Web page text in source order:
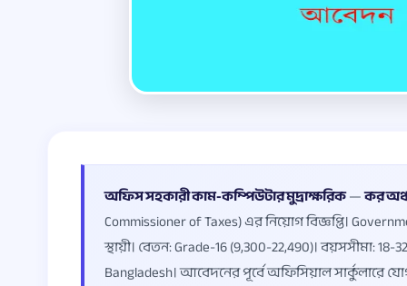
অফিস সহকারী কাম-কম্পিউটার মুদ্রাক্ষরিক—কর
Commissioner of Taxes) এর নিয়োগ বিজ্ঞপ্তি।
স্থায়ী। বেতন: Grade-16 (9,300-22,490)। বয়সসীমা:
Bangladesh। আবেদনের পূর্বে অফিসিয়াল সার্কুলারে